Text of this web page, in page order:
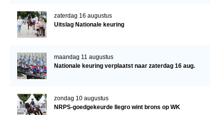
zaterdag 16 augustus
Uitslag Nationale keuring
maandag 11 augustus
Nationale keuring verplaatst naar zaterdag 16 aug.
zondag 10 augustus
NRPS-goedgekeurde Ilegro wint brons op WK